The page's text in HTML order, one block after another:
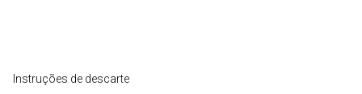
Instruções de descarte